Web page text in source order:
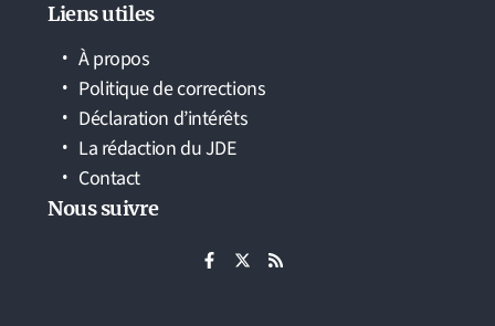
Liens utiles
À propos
Politique de corrections
Déclaration d’intérêts
La rédaction du JDE
Contact
Nous suivre